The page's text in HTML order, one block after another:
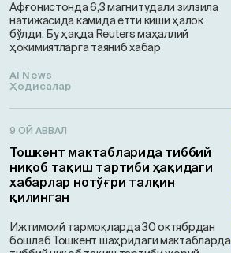
Афғонистонда 6,3 магнитудали зилзила
натижасида камида етти киши ҳалок
бўлди. Бу ҳақда Reuters маҳаллий
ҳокимиятларга таяниб хабар
AI News
Ҳодисалар
9 ОЙ АВВАЛ
Тошкент мактабларида тиббий
ниқоб тақиш тартиби ҳақидаги
хабарлар нотўғри талқин
қилинган
Ижтимоий тармоқларда 30 октябрдан
бошлаб Тошкент шаҳридаги мактабларда